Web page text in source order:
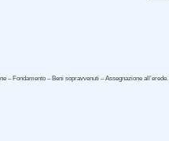
– Fondamento – Beni sopravvenuti – Assegnazione all’erede.